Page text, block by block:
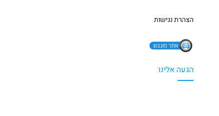
הגעה אלינו
הצהרת נגישות